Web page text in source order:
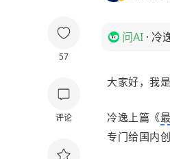
57
评论
问AI · 冷
大家好，我
冷逸上篇《
专门给国内